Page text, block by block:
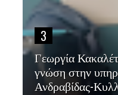
3
Γεωργία
γνώση στην
Ανδραβίδας-